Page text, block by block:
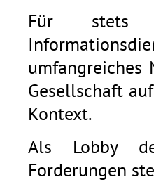
Für stets
Gesellschaft
Kontext.
Als Lobby
Forderungen